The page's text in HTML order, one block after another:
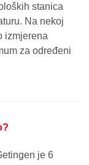
stanica
Na nekoj
izmjerena
za određeni
je 6